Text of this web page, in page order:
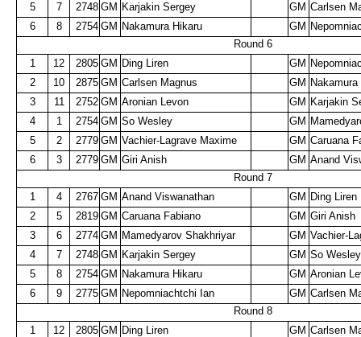
5
7 2748 GM Karjakin Sergey GM Carlsen
6
8 2754 GM Nakamura Hikaru GM
Round 6
1
12 2805 GM Ding Liren GM
2
10 2875 GM Carlsen Magnus GM
3
11 2752 GM Aronian Levon GM Karjakin
4
1 2754 GM So Wesley GM
5
2 2779 GM Vachier-Lagrave Maxime GM Caruana
6
3 2779 GM Giri Anish GM Anand
Round 7
1
4 2767 GM Anand Viswanathan GM Ding Liren
2
5 2819 GM Caruana Fabiano GM Giri Anish
3
6 2774 GM Mamedyarov Shakhriyar GM Vachier-
4
7 2748 GM Karjakin Sergey GM So
5
8 2754 GM Nakamura Hikaru GM Aronian
6
9 2775 GM Nepomniachtchi Ian GM Carlsen
Round 8
1
12 2805 GM Ding Liren GM Carlsen